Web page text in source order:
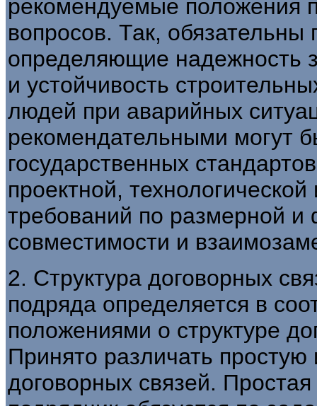
рекомендуемые положения
вопросов. Так,
определяющие надежность
и устойчивость
людей при аварийных
рекомендательными могут
государственных
проектной,
требований по размерной и
совместимости и
2. Структура договорных
подряда определяется в
положениями о структуре
Принято различать
договорных связей. Простая